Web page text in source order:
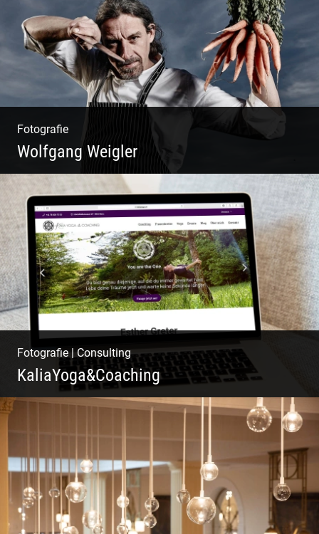
Fotografie
Wolfgang Weigler
W.U.F.O. Food Orbiter | Event Gastronomie |
Catering Service | Essen & Trinken
Fotografie | Consulting
KaliaYoga&Coaching
Pint- & Webdesign, Fotografie & Corporate-